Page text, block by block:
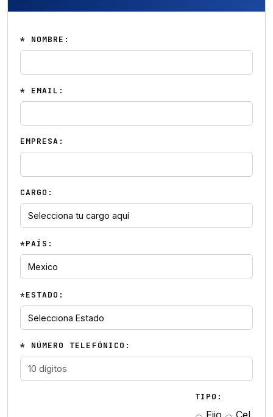
* NOMBRE:
* EMAIL:
EMPRESA:
CARGO:
*PAÍS:
*ESTADO:
* NÚMERO TELEFÓNICO:
TIPO: